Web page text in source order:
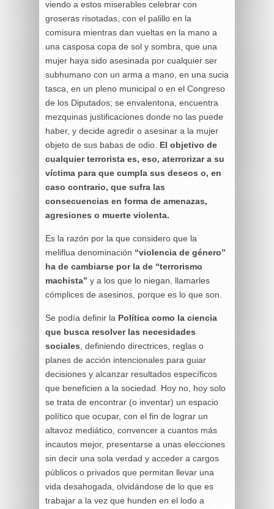
viendo a estos miserables celebrar con
groseras risotadas, con el palillo en la
comisura mientras dan vueltas en la mano a
una casposa copa de sol y sombra, que una
mujer haya sido asesinada por cualquier ser
subhumano con un arma a mano, en una sucia
tasca, en un pleno municipal o en el Congreso
de los Diputados; se envalentona, encuentra
mezquinas justificaciones donde no las puede
haber, y decide agredir o asesinar a la mujer
objeto de sus babas de odio. El objetivo de
cualquier terrorista es, eso, aterrorizar a su
víctima para que cumpla sus deseos o, en
caso contrario, que sufra las
consecuencias en forma de amenazas,
agresiones o muerte violenta.
Es la razón por la que considero que la
meliflua denominación “violencia de género”
ha de cambiarse por la de “terrorismo
machista” y a los que lo niegan, llamarles
cómplices de asesinos, porque es lo que son.
Se podía definir la Política como la ciencia
que busca resolver las necesidades
sociales, definiendo directrices, reglas o
planes de acción intencionales para guiar
decisiones y alcanzar resultados específicos
que beneficien a la sociedad. Hoy no, hoy solo
se trata de encontrar (o inventar) un espacio
político que ocupar, con el fin de lograr un
altavoz mediático, convencer a cuantos más
incautos mejor, presentarse a unas elecciones
sin decir una sola verdad y acceder a cargos
públicos o privados que permitan llevar una
vida desahogada, olvidándose de lo que es
trabajar a la vez que hunden en el lodo a